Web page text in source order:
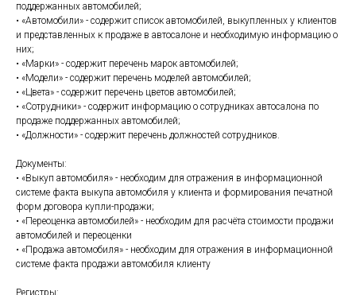
поддержанных автомобилей;
• «Автомобили» - содержит список автомобилей, выкупленных у клиентов
и представленных к продаже в автосалоне и необходимую информацию о
них;
• «Марки» - содержит перечень марок автомобилей;
• «Модели» - содержит перечень моделей автомобилей;
• «Цвета» - содержит перечень цветов автомобилей;
• «Сотрудники» - содержит информацию о сотрудниках автосалона по
продаже поддержанных автомобилей;
• «Должности» - содержит перечень должностей сотрудников.
Документы:
• «Выкуп автомобиля» - необходим для отражения в информационной
системе факта выкупа автомобиля у клиента и формирования печатной
форм договора купли-продажи;
• «Переоценка автомобилей» - необходим для расчёта стоимости продажи
автомобилей и переоценки
• «Продажа автомобиля» - необходим для отражения в информационной
системе факта продажи автомобиля клиенту